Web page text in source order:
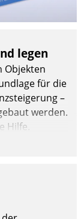
legen
Objekten
für die
–
werden.
Hilfe.